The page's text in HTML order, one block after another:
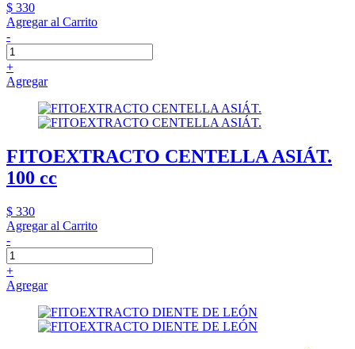
$ 330
Agregar al Carrito
-
+
Agregar
FITOEXTRACTO CENTELLA ASIÁT.
100 cc
$ 330
Agregar al Carrito
-
+
Agregar